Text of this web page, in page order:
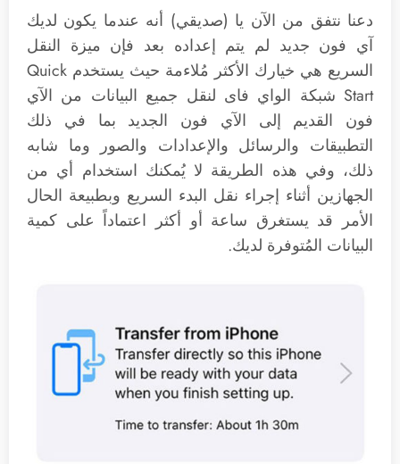
دعنا نتفق من الآن يا (صديقي) أنه عندما يكون لديك
آي فون جديد لم يتم إعداده بعد فإن ميزة النقل
السريع هي خيارك الأكثر مُلاءمة حيث يستخدم Quick
Start شبكة الواي فاى لنقل جميع البيانات من الآي
فون القديم إلى الآي فون الجديد بما في ذلك
التطبيقات والرسائل والإعدادات والصور وما شابه
ذلك، وفي هذه الطريقة لا يُمكنك استخدام أي من
الجهازين أثناء إجراء نقل البدء السريع وبطبيعة الحال
الأمر قد يستغرق ساعة أو أكثر اعتماداً على كمية
البيانات المُتوفرة لديك.